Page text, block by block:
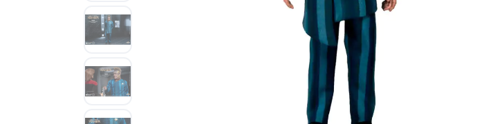
Szállítás és fizetés
Filmes cuccok